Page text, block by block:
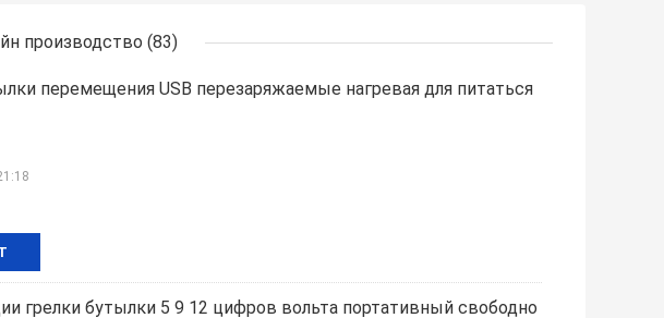
производство (83)
перемещения USB перезаряжаемые нагревая для питаться
грелки бутылки 5 9 12 цифров вольта портативный свободно